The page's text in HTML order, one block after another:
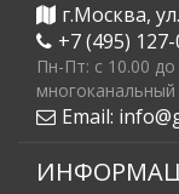
г.Москва,
+7 (495)
Пн-Пт: c 10.00 до
многоканальный
Email: